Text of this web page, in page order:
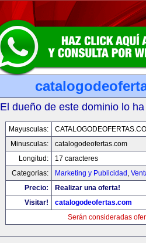
El dueño de este dominio lo
Mayusculas:
Minusculas:
catalogodeofertas.com
Longitud:
17 caracteres
Categorias:
Marketing y Publicidad ,
Precio:
Realizar una oferta!
Visitar!
catalogodeofertas.com
Serán consideradas